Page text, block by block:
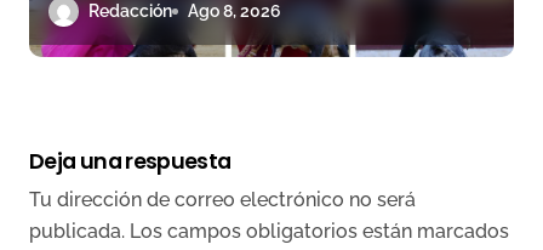
Redacción Ago 8, 2026
Deja una respuesta
Tu dirección de correo electrónico no será
publicada. Los campos obligatorios están marcados